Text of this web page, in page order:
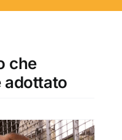
che
adottato